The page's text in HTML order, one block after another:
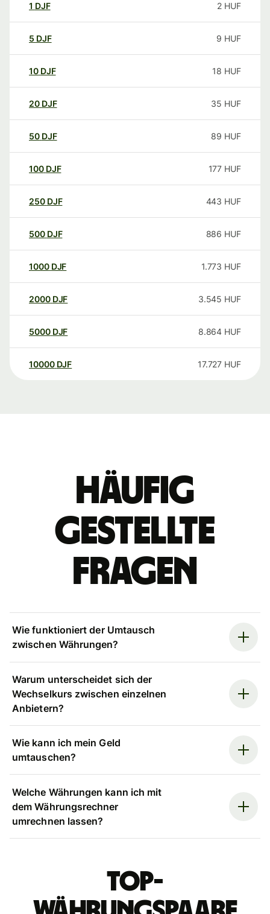
1 DJF 2 HUF
5 DJF 9 HUF
10 DJF 18 HUF
20 DJF 35 HUF
50 DJF 89 HUF
100 DJF 177 HUF
250 DJF 443 HUF
500 DJF 886 HUF
1000 DJF 1.773 HUF
2000 DJF 3.545 HUF
5000 DJF 8.864 HUF
10000 DJF 17.727 HUF
Häufig
gestellte
Fragen
Wie funktioniert der Umtausch
zwischen Währungen?
Warum unterscheidet sich der
Wechselkurs zwischen einzelnen
Anbietern?
Wie kann ich mein Geld
umtauschen?
Welche Währungen kann ich mit
dem Währungsrechner
umrechnen lassen?
Top-